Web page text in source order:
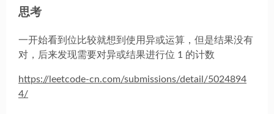
思考
一开始看到位比较就想到使用异或运算，但是结果没有
对，后来发现需要对异或结果进行位 1 的计数
https://leetcode-cn.com/submissions/detail/5024894
4/